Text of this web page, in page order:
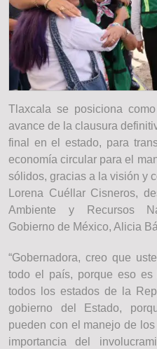
Tlaxcala se posiciona
avance de la clausura
final en el estado, para
economía circular para el
sólidos, gracias a la visión y
Lorena Cuéllar Cisneros,
Ambiente y Recursos
Gobierno de México, Alicia
“Gobernadora, creo que
todo el país, porque eso es
todos los estados de la
gobierno del Estado,
pueden con el manejo de
importancia del